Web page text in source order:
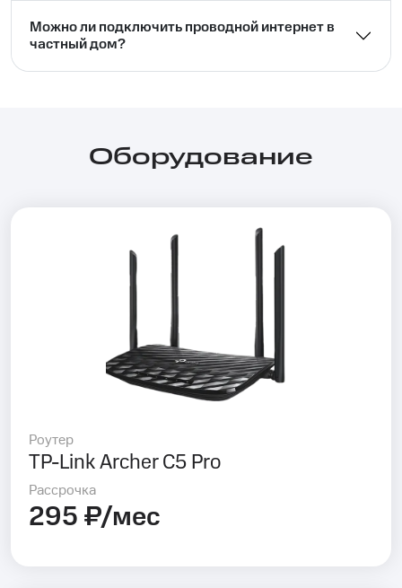
Можно ли подключить проводной интернет в
частный дом?⁣⁣
Оборудование
Роутер
TP-Link Archer C5 Pro
Рассрочка
295 ₽/мес